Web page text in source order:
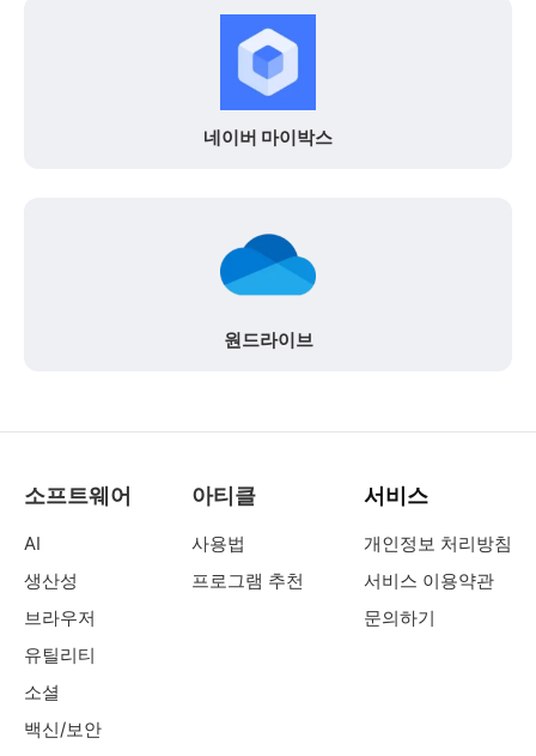
네이버 마이박스
원드라이브
소프트웨어
AI
생산성
브라우저
유틸리티
소셜
백신/보안
아티클
사용법
프로그램 추천
서비스
개인정보 처리방침
서비스 이용약관
문의하기